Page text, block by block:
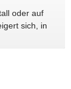
oder auf
sich, in